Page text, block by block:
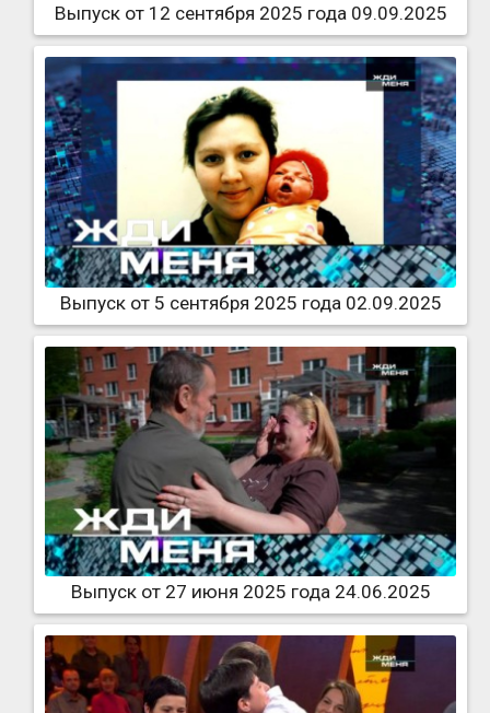
Выпуск от 12 сентября 2025 года 09.09.2025
Выпуск от 5 сентября 2025 года 02.09.2025
Выпуск от 27 июня 2025 года 24.06.2025